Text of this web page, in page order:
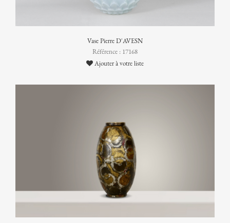
Vase Pierre D'AVESN
Référence : 17168
Ajouter à votre liste